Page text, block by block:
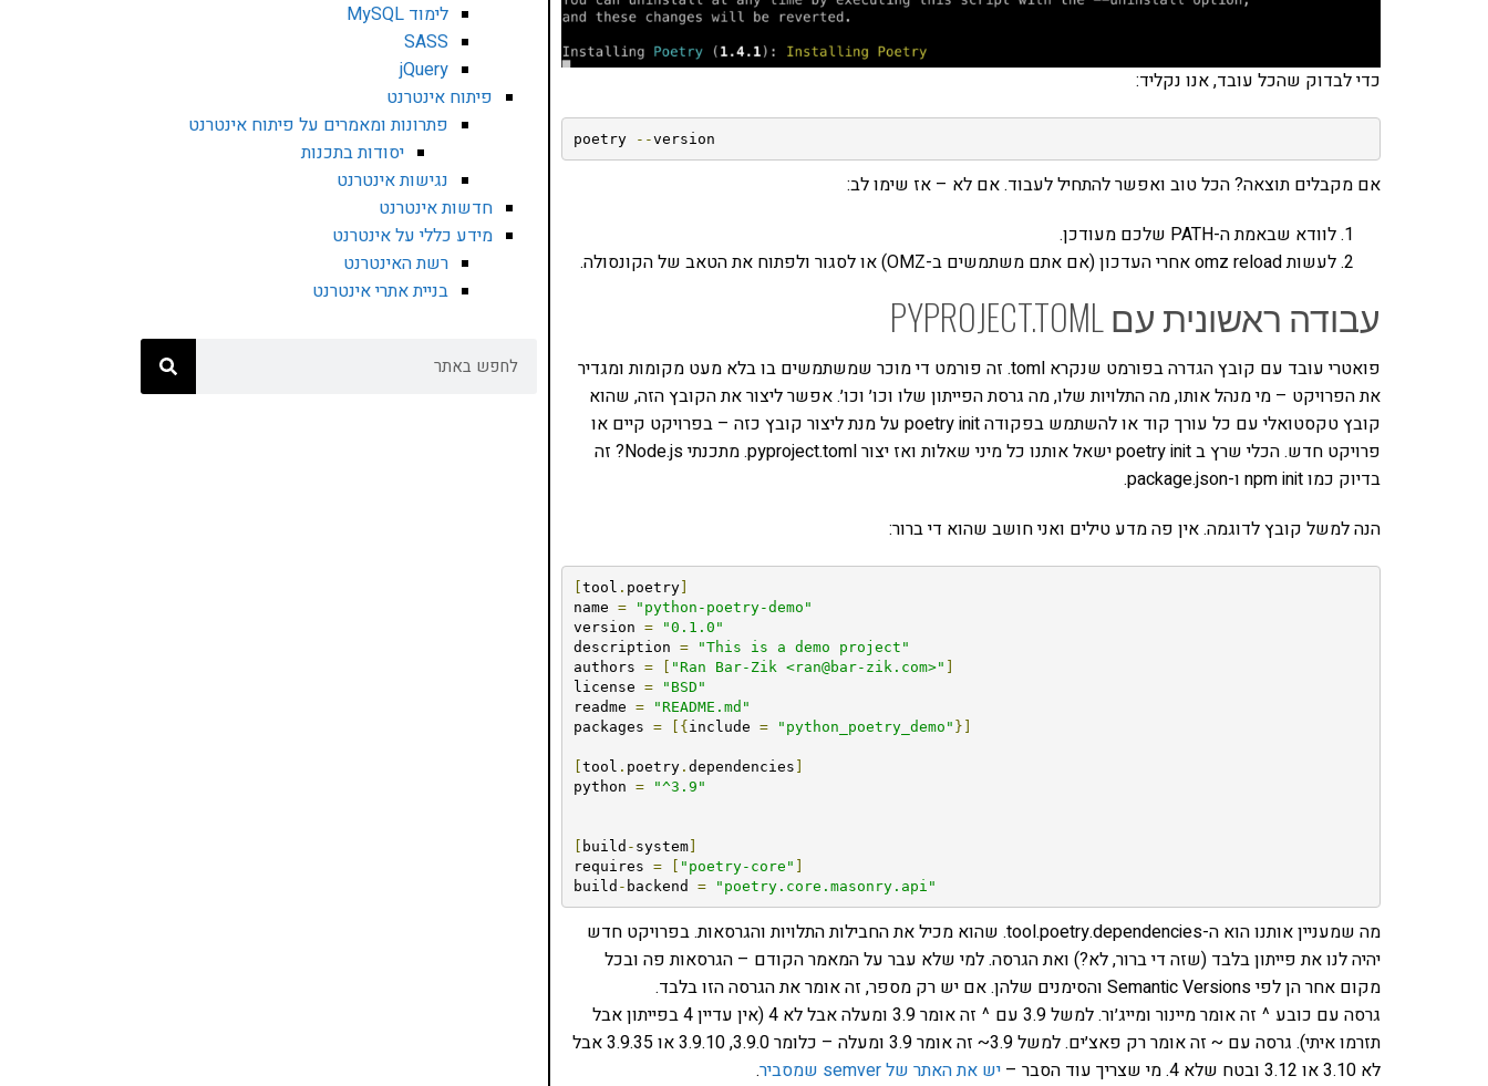
כדי לבדוק שהכל עובד, אנו נקליד:
poetry --version
אם מקבלים תוצאה? הכל טוב ואפשר להתחיל לעבוד. אם לא – אז שימו לב:
לוודא שבאמת ה-PATH שלכם מעודכן.
לעשות omz reload אחרי העדכון (אם אתם משתמשים ב-OMZ) או לסגור ולפתוח את הטאב של הקונסולה.
עבודה ראשונית עם PYPROJECT.TOML
פואטרי עובד עם קובץ הגדרה בפורמט שנקרא toml. זה פורמט די מוכר שמשתמשים בו בלא מעט מקומות ומגדיר
את הפרויקט – מי מנהל אותו, מה התלויות שלו, מה גרסת הפייתון שלו וכו׳ וכו׳. אפשר ליצור את הקובץ הזה, שהוא
קובץ טקסטואלי עם כל עורך קוד או להשתמש בפקודה poetry init על מנת ליצור קובץ כזה – בפרויקט קיים או
פרויקט חדש. הכלי שרץ ב poetry init ישאל אותנו כל מיני שאלות ואז יצור pyproject.toml. מתכנתי Node.js? זה
בדיוק כמו npm init ו-package.json.
הנה למשל קובץ לדוגמה. אין פה מדע טילים ואני חושב שהוא די ברור:
tool . poetry]
name =
"python-poetry-demo"
version =
"0.1.0"
description =
"This is a demo project"
authors = "Ran Bar-Zik <ran@bar-zik.com>"
license =
"BSD"
readme =
"README.md"
packages = [{ include = "python_poetry_demo" }]
tool . poetry. dependencies
python = "^3.9"
build - system]
requires = "poetry-core"
build - backend = "poetry.core.masonry.api"
מה שמעניין אותנו הוא ה-tool.poetry.dependencies. שהוא מכיל את החבילות התלויות והגרסאות. בפרויקט חדש
יהיה לנו את פייתון בלבד (שזה די ברור, לא?) ואת הגרסה. למי שלא עבר על המאמר הקודם – הגרסאות פה ובכל
מקום אחר הן לפי Semantic Versions והסימנים שלהן. אם יש רק מספר, זה אומר את הגרסה הזו בלבד.
גרסה עם כובע ^ זה אומר מיינור ומייג׳ור. למשל 3.9 עם ^ זה אומר 3.9 ומעלה אבל לא 4 (אין עדיין 4 בפייתון אבל
תזרמו איתי). גרסה עם ~ זה אומר רק פאצ׳ים. למשל 3.9~ זה אומר 3.9 ומעלה – כלומר 3.9.0, 3.9.10 או 3.9.35 אבל
לא 3.10 או 3.12 ובטח שלא 4. מי שצריך עוד הסבר –
יש את האתר של semver שמסביר
.
לימוד MySQL
SASS
jQuery
פיתוח אינטרנט
פתרונות ומאמרים על פיתוח אינטרנט
יסודות בתכנות
נגישות אינטרנט
חדשות אינטרנט
מידע כללי על אינטרנט
רשת האינטרנט
בניית אתרי אינטרנט